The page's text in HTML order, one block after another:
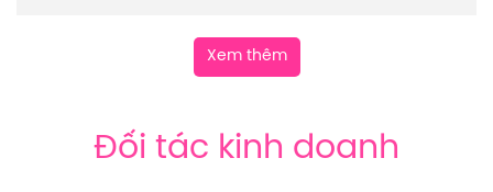
Xem thêm
Đối tác kinh doanh